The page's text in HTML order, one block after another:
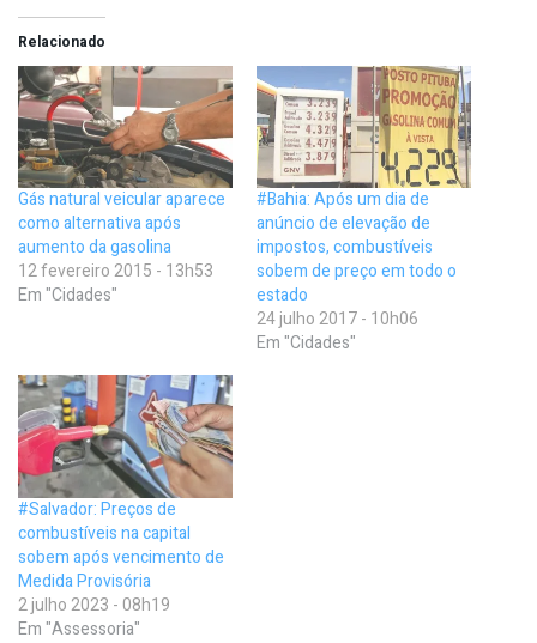
Relacionado
Gás natural veicular aparece
como alternativa após
aumento da gasolina
12 fevereiro 2015 - 13h53
Em "Cidades"
#Bahia: Após um dia de
anúncio de elevação de
impostos, combustíveis
sobem de preço em todo o
estado
24 julho 2017 - 10h06
Em "Cidades"
#Salvador: Preços de
combustíveis na capital
sobem após vencimento de
Medida Provisória
2 julho 2023 - 08h19
Em "Assessoria"